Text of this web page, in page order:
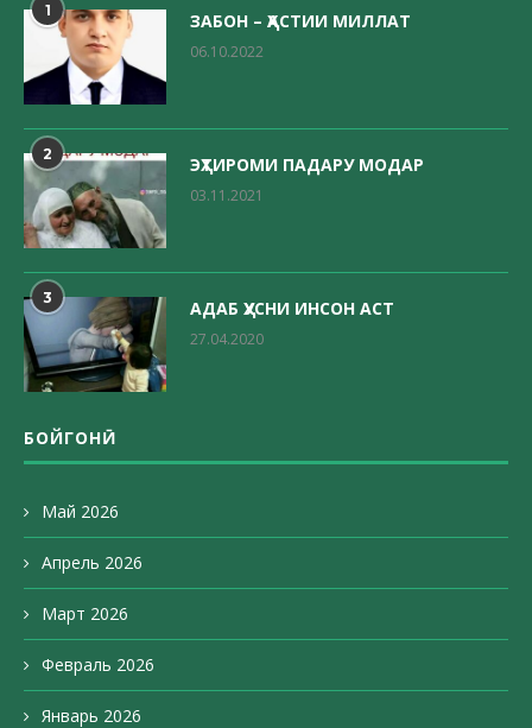
1 ЗАБОН – ҲАСТИИ МИЛЛАТ
06.10.2022
2 ЭҲТИРОМИ ПАДАРУ МОДАР
03.11.2021
3 АДАБ ҲУСНИ ИНСОН АСТ
27.04.2020
БОЙГОНӢ
Май 2026
Апрель 2026
Март 2026
Февраль 2026
Январь 2026